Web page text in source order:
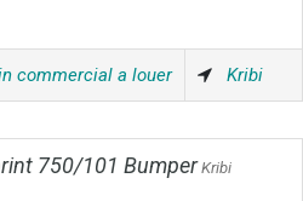
commercial a louer Kribi
750/101 BumperKribi